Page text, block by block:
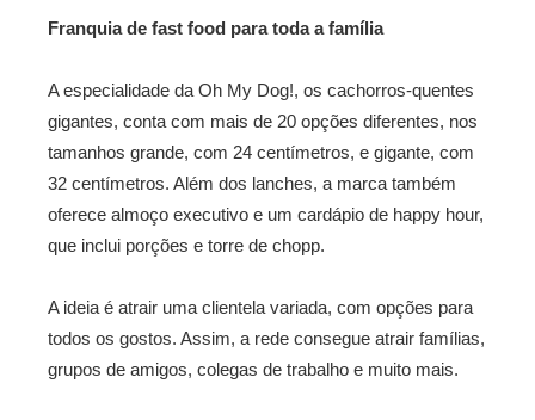
Franquia de fast food para toda a família
A especialidade da Oh My Dog!, os cachorros-quentes
gigantes, conta com mais de 20 opções diferentes, nos
tamanhos grande, com 24 centímetros, e gigante, com
32 centímetros. Além dos lanches, a marca também
oferece almoço executivo e um cardápio de happy hour,
que inclui porções e torre de chopp.
A ideia é atrair uma clientela variada, com opções para
todos os gostos. Assim, a rede consegue atrair famílias,
grupos de amigos, colegas de trabalho e muito mais.